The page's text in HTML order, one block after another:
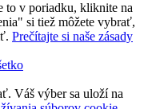
to v poriadku, kliknite na
si tiež môžete vybrať,
Prečítajte si naše zásady
Váš výber sa uloží na